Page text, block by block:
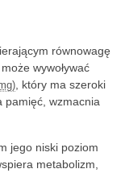
równowagę
wywoływać
, który ma szeroki
pamięć, wzmacnia
jego niski poziom
metabolizm,